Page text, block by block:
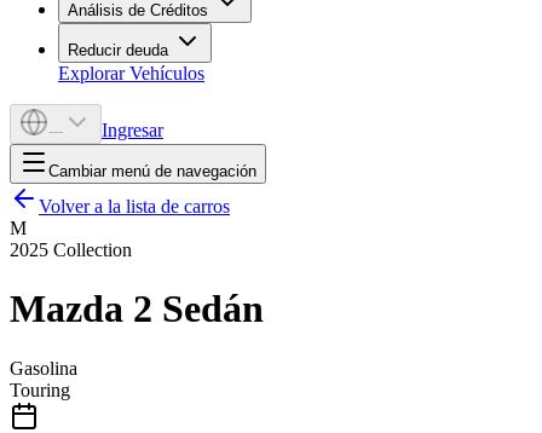
Análisis de Créditos
Reducir deuda
Explorar Vehículos
--- Ingresar
Cambiar menú de navegación
Volver a la lista de carros
M
2025 Collection
Mazda 2 Sedán
Gasolina
Touring